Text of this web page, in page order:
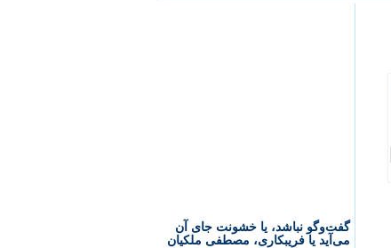
گفت‌وگو نباشد، یا خشونت جای آن
می‌آید یا فریبکاری، مصطفی ملکیان